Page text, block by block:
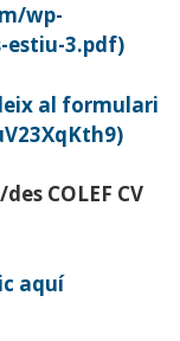
wp-
estiu-3.pdf)
al formulari
COLEF CV
aquí